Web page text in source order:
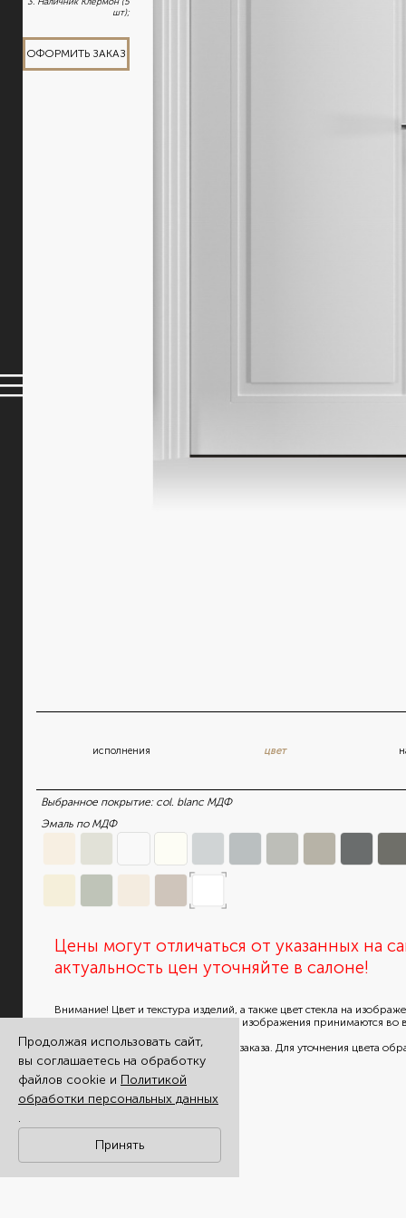
шт);
ОФОРМИТЬ ЗАКАЗ
исполнения цвет
Выбранное покрытие: col. blanc МДФ
Эмаль по МДФ
Цены могут отличаться от указанных на
актуальность цен уточняйте в салоне!
Внимание! Цвет и текстура изделий, а также цвет стекла на
отличаться от реального товара. Все изображения принимаются во
только в качестве примера
и не могут служить основанием для заказа. Для уточнения цвета
консультантам в салонах продаж.
Продолжая использовать сайт,
вы соглашаетесь на обработку
файлов cookie и Политикой
обработки персональных данных
.
Принять